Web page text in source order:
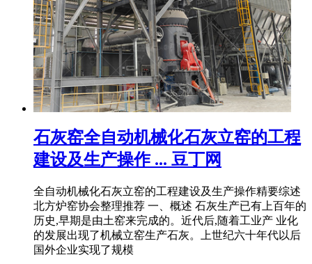
石灰窑全自动机械化石灰立窑的工程
建设及生产操作 ... 豆丁网
全自动机械化石灰立窑的工程建设及生产操作精要综述
北方炉窑协会整理推荐 一、概述 石灰生产已有上百年的
历史,早期是由土窑来完成的。近代后,随着工业产 业化
的发展出现了机械立窑生产石灰。上世纪六十年代以后
国外企业实现了规模